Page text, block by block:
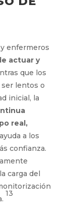
enfermeros
actuar y
que los
lentos o
inicial, la
real,
a los
confianza.
carga del
13